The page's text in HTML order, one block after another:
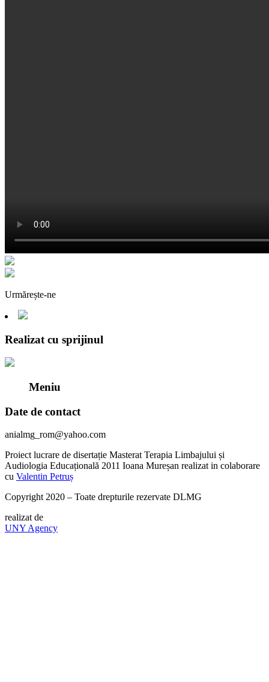
Urmărește-ne
Realizat cu sprijinul
Meniu
Date de contact
anialmg_rom@yahoo.com
Proiect lucrare de disertație Masterat Terapia Limbajului și
Audiologia Educațională 2011 Ioana Mureșan realizat in colaborare
cu Valentin Petruș
Copyright 2020 – Toate drepturile rezervate DLMG
realizat de
UNY Agency